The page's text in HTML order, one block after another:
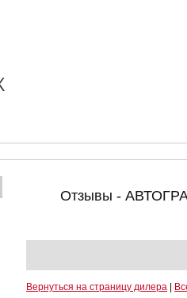
Отзывы -
Вернуться на страницу дилера